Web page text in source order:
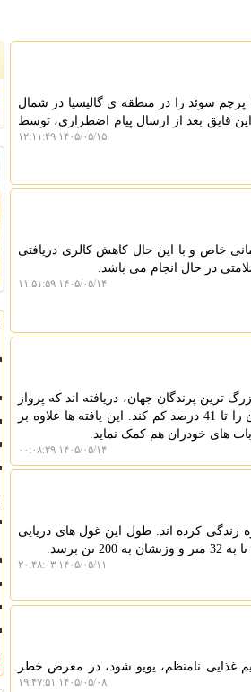
گروهی از نهنگ های قاتل، یک قایق تفریحی ۱۴ متری با پرچم سوئد را در منطقه ی گالیسیا در شمال
قایق بعد از ارسال پیام اضطراری، توسط
۱۴۰۵/۰۵/۱۵ ۱۲:۱۱:۴۹
خاص و با این حال کاهش کالری دریافتی
در حال انجام می باشد.
۱۴۰۵/۰۵/۱۴ ۱۱:۵۱:۵۹
پرندگان جهان، دریافته اند که پرواز
گروهی در محیط های غیرقابل پیشبینی می تواند مصرف انرژی این پرندگان را تا 41 درصد کم کند. این یافته ها علاوه بر
های خودران هم کمک نماید.
۱۴۰۵/۰۵/۱۴ ۰۰:۰۸:۲۹
زندگی کرده اند. طول این غول های دریایی
برسد.
۱۴۰۵/۰۵/۱۱ ۲۰:۴۸:۰۳
غذایی نامنظم، یویو شود، در معرض خطر
۱۴۰۵/۰۵/۰۸ ۱۹:۴۷:۵۱